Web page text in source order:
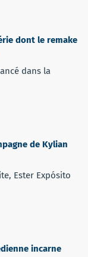
dont le remake
dans la
de Kylian
Ester Expósito
incarne